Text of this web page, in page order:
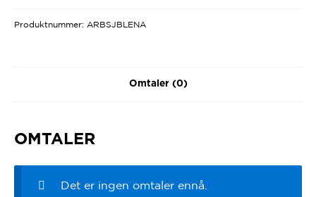
Produktnummer: ARBSJBLENA
Omtaler (0)
OMTALER
Det er ingen omtaler ennå.